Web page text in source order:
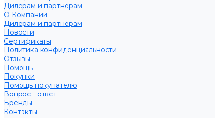
Дилерам и партнерам
О Компании
Дилерам и партнерам
Новости
Сертификаты
Политика конфиденциальности
Отзывы
Помощь
Покупки
Помощь покупателю
Вопрос - ответ
Бренды
Контакты